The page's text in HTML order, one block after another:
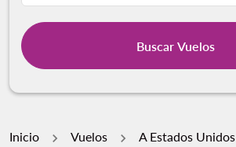
Buscar Vuelos
Inicio Vuelos A Estados Unidos